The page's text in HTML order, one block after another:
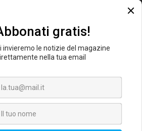
Questi sforzi testimoniano
promuovere l'adozione dell'AI